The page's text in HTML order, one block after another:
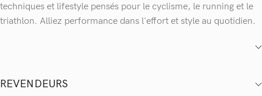
techniques et lifestyle pensés pour le cyclisme, le running et le
triathlon. Alliez performance dans l'effort et style au quotidien.
REVENDEURS